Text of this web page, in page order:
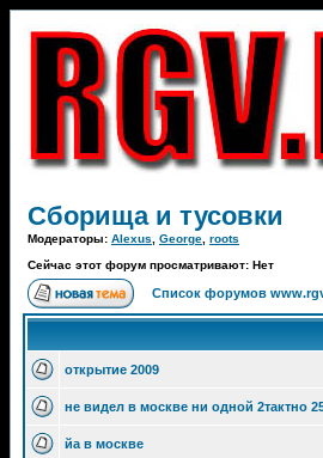
Сборища и тусовки
Модераторы: Alexus George roots
Сейчас этот форум просматривают: Нет
Список форумов
открытие 2009
не видел в москве ни одной 2тактно
йа в москве